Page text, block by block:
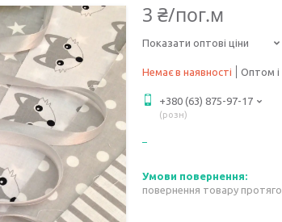
3 ₴/пог.м
Показати оптові ціни
Немає в наявності Оптом і
+380 (63) 875-97-17
розн
повернення товару